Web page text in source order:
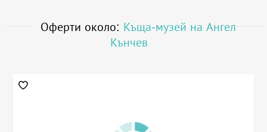
Оферти около: Къща-музей на Ангел
Кънчев